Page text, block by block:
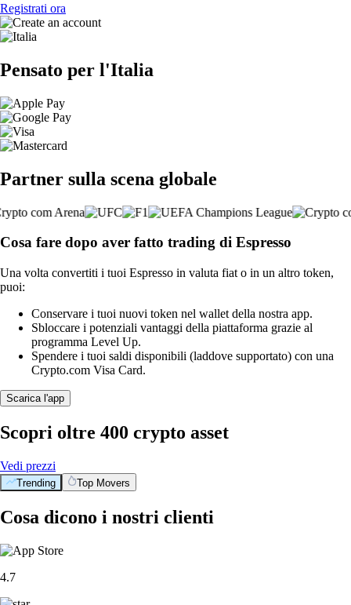
Registrati ora
Pensato per l'Italia
Partner sulla scena globale
Cosa fare dopo aver fatto trading di Espresso
Una volta convertiti i tuoi Espresso in valuta fiat o in un altro token,
puoi:
Conservare i tuoi nuovi token nel wallet della nostra app.
Sbloccare i potenziali vantaggi della piattaforma grazie al
programma Level Up.
Spendere i tuoi saldi disponibili (laddove supportato) con una
Crypto.com Visa Card.
Scarica l'app
Scopri oltre 400 crypto asset
Vedi prezzi
Trending Top Movers
Cosa dicono i nostri clienti
4.7